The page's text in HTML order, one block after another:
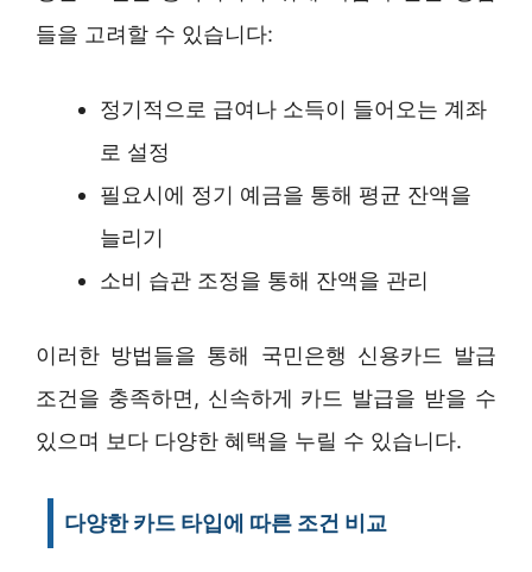
들을 고려할 수 있습니다:
정기적으로 급여나 소득이 들어오는 계좌
로 설정
필요시에 정기 예금을 통해 평균 잔액을
늘리기
소비 습관 조정을 통해 잔액을 관리
이러한 방법들을 통해 국민은행 신용카드 발급
조건을 충족하면, 신속하게 카드 발급을 받을 수
있으며 보다 다양한 혜택을 누릴 수 있습니다.
다양한 카드 타입에 따른 조건 비교